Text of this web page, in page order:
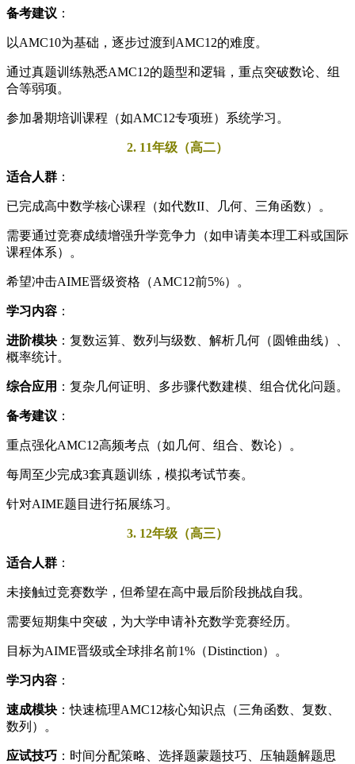
备考建议 ：
以AMC10为基础，逐步过渡到AMC12的难度。
通过真题训练熟悉AMC12的题型和逻辑，重点突破数论、组
合等弱项。
参加暑期培训课程（如AMC12专项班）系统学习。
2. 11年级（高二）
适合人群 ：
已完成高中数学核心课程（如代数II、几何、三角函数）。
需要通过竞赛成绩增强升学竞争力（如申请美本理工科或国际
课程体系）。
希望冲击AIME晋级资格（AMC12前5%）。
学习内容 ：
进阶模块：复数运算、数列与级数、解析几何（圆锥曲线）、
概率统计。
综合应用 ：复杂几何证明、多步骤代数建模、组合优化问题。
备考建议 ：
重点强化AMC12高频考点（如几何、组合、数论）。
每周至少完成3套真题训练，模拟考试节奏。
针对AIME题目进行拓展练习。
3. 12年级（高三）
适合人群 ：
未接触过竞赛数学，但希望在高中最后阶段挑战自我。
需要短期集中突破，为大学申请补充数学竞赛经历。
目标为AIME晋级或全球排名前1%（Distinction）。
学习内容 ：
速成模块：快速梳理AMC12核心知识点（三角函数、复数、
数列）。
应试技巧 ：时间分配策略、选择题蒙题技巧、压轴题解题思